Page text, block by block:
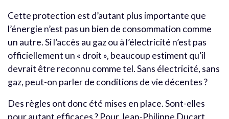
Cette protection est d’autant plus importante que
l’énergie n’est pas un bien de consommation comme
un autre. Si l’accès au gaz ou à l’électricité n’est pas
officiellement un « droit », beaucoup estiment qu’il
devrait être reconnu comme tel. Sans électricité, sans
gaz, peut-on parler de conditions de vie décentes ?
Des règles ont donc été mises en place. Sont-elles
pour autant efficaces ? Pour Jean-Philippe Ducart,